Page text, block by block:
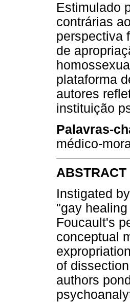
Estimulado
contrárias
perspectiva
de
plataforma
autores
instituição
Palavras-
médico-
ABSTRACT
Instigated
"gay
Foucault's
conceptual
of
authors